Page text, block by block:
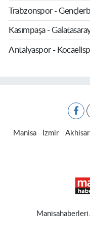
Trabzonspor -
Kasımpaşa -
Antalyaspor -
Manisa İzmir Akhisar